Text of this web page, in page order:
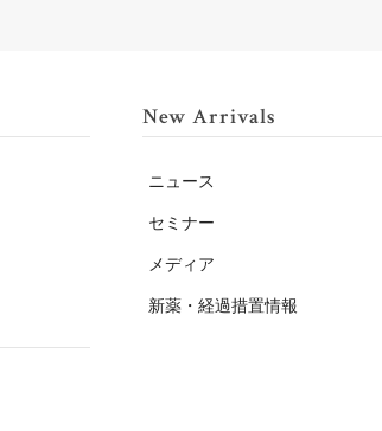
New Arrivals
ニュース
セミナー
メディア
新薬・経過措置情報